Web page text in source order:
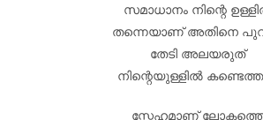
സമാധാനം നിന്റെ
തന്നെയാണ് അതിനെ
തേടി അലയരുത്
നിന്റെയുള്ളിൽ
സ്നേഹമാണ്